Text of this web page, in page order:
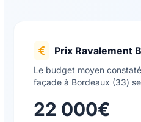
Prix Ravalement
Le budget moyen
façade à Bordeaux (33)
22 000€